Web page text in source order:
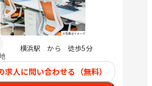
横浜駅 から 徒歩5分
求人に問い合わせる（無料）